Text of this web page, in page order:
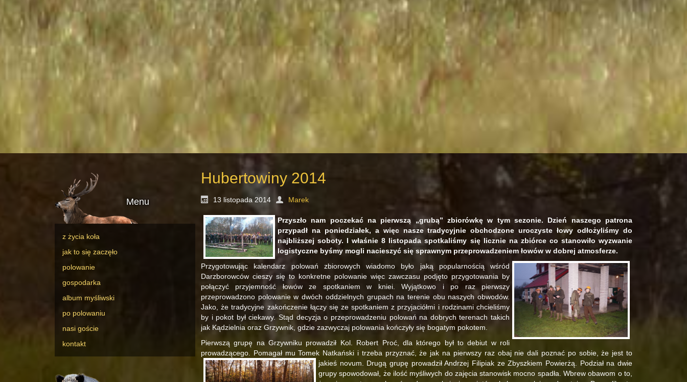
Menu
z życia koła
jak to się zaczęło
polowanie
gospodarka
album myśliwski
po polowaniu
nasi goście
kontakt
Hubertowiny 2014
13 listopada 2014 Marek
Przyszło nam poczekać na pierwszą „grubą” zbiorówkę w tym sezonie. Dzień naszego patrona
przypadł na poniedziałek, a więc nasze tradycyjnie obchodzone uroczyste łowy odłożyliśmy do
najbliższej soboty. I właśnie 8 listopada spotkaliśmy się licznie na zbiórce co stanowiło wyzwanie
logistyczne byśmy mogli nacieszyć się sprawnym przeprowadzeniem łowów w dobrej atmosferze.
Przygotowując kalendarz polowań zbiorowych wiadomo było jaką popularnością wśród
Darzborowców cieszy się to konkretne polowanie więc zawczasu podjęto przygotowania by
połączyć przyjemność łowów ze spotkaniem w kniei. Wyjątkowo i po raz pierwszy
przeprowadzono polowanie w dwóch oddzielnych grupach na terenie obu naszych obwodów.
Jako, że tradycyjne zakończenie łączy się ze spotkaniem z przyjaciółmi i rodzinami chcieliśmy
by i pokot był ciekawy. Stąd decyzja o przeprowadzeniu polowań na dobrych terenach takich
jak Kądzielnia oraz Grzywnik, gdzie zazwyczaj polowania kończyły się bogatym pokotem.
Pierwszą grupę na Grzywniku prowadził Kol. Robert Proć, dla którego był to debiut w roli
prowadzącego. Pomagał mu Tomek Natkański i trzeba przyznać, że jak na pierwszy raz obaj nie dali poznać po sobie, że jest to
jakieś novum. Drugą grupę prowadził Andrzej Filipiak ze Zbyszkiem Powierżą. Podział na dwie
grupy spowodował, że ilość myśliwych do zajęcia stanowisk mocno spadła. Wbrew obawom o to,